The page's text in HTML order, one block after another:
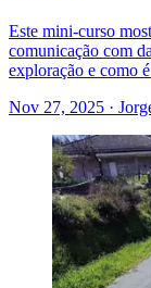
Este mini-curso
comunicação com
exploração e como
Nov 27, 2025 ·